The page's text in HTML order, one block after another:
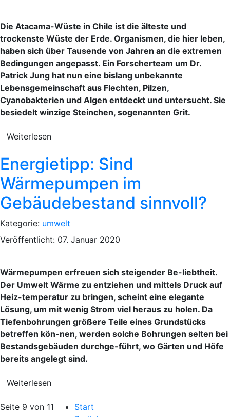
Die Atacama-Wüste in Chile ist die älteste und
trockenste Wüste der Erde. Organismen, die hier leben,
haben sich über Tausende von Jahren an die extremen
Bedingungen angepasst. Ein Forscherteam um Dr.
Patrick Jung hat nun eine bislang unbekannte
Lebensgemeinschaft aus Flechten, Pilzen,
Cyanobakterien und Algen entdeckt und untersucht. Sie
besiedelt winzige Steinchen, sogenannten Grit.
Weiterlesen
Energietipp: Sind
Wärmepumpen im
Gebäudebestand sinnvoll?
Kategorie: umwelt
Veröffentlicht: 07. Januar 2020
Wärmepumpen erfreuen sich steigender Be-liebtheit.
Der Umwelt Wärme zu entziehen und mittels Druck auf
Heiz-temperatur zu bringen, scheint eine elegante
Lösung, um mit wenig Strom viel heraus zu holen. Da
Tiefenbohrungen größere Teile eines Grundstücks
betreffen kön-nen, werden solche Bohrungen selten bei
Bestandsgebäuden durchge-führt, wo Gärten und Höfe
bereits angelegt sind.
Weiterlesen
Seite 9 von 11
Start